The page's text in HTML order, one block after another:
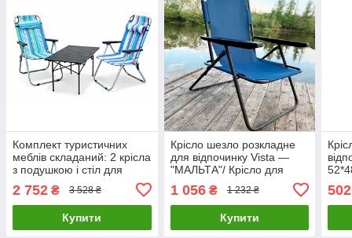
Комплект туристичних
меблів складаний: 2 крісла
з подушкою і стіл для
Ком-2039
2 752 ₴ 3 528 ₴
Купити
Крісло шезло розкладне
для відпочинку Vista —
"МАЛЬТА"/ Крісло для
1 056₴ 1 232 ₴
Купити
502